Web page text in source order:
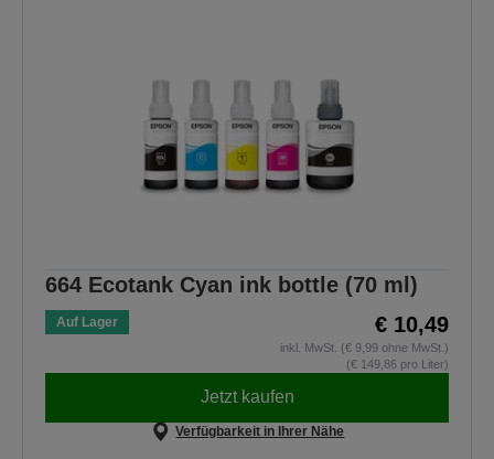
664 Ecotank Cyan ink bottle (70 ml)
Auf Lager € 10,49
inkl. MwSt. (€ 9,99 ohne MwSt.)
(€ 149,86 pro Liter)
Jetzt kaufen
Verfügbarkeit in Ihrer Nähe